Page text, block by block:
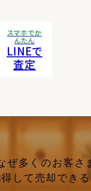
スマホでか
んたん
LINEで
査定
ぜ多くのお客さ
して売却でき